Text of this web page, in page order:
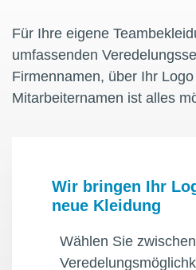
Für Ihre eigene
umfassenden
Firmennamen, über Ihr
Mitarbeiternamen ist alles
Wir bringen Ihr
neue Kleidung
Wählen Sie